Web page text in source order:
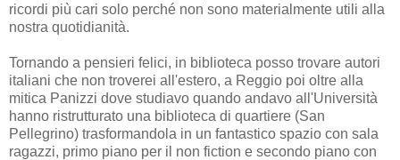
ricordi più cari solo perché non sono materialmente utili alla
nostra quotidianità.
Tornando a pensieri felici, in biblioteca posso trovare autori
italiani che non troverei all'estero, a Reggio poi oltre alla
mitica Panizzi dove studiavo quando andavo all'Università
hanno ristrutturato una biblioteca di quartiere (San
Pellegrino) trasformandola in un fantastico spazio con sala
ragazzi, primo piano per il non fiction e secondo piano con